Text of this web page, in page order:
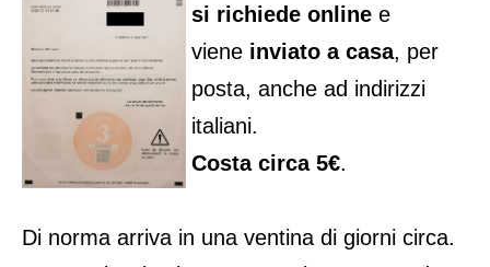
si richiede online e
viene inviato a casa, per
posta, anche ad indirizzi
italiani.
Costa circa 5€.
Di norma arriva in una ventina di giorni circa.